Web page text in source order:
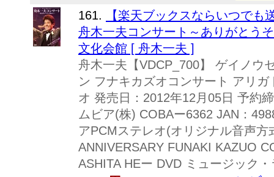
161.
【楽天ブックスならいつで
舟木一夫コンサート～ありがとう
文化会館 [ 舟木一夫 ]
舟木一夫【VDCP_700】 ゲイノウ
ン フナキカズオコンサート アリ
オ 発売日：2012年12月05日 予約
ムビア(株) COBAー6362 JAN：
アPCMステレオ(オリジナル音声
ANNIVERSARY FUNAKI KAZUO
ASHITA HEー DVD ミュージック